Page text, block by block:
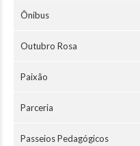
Ônibus
Outubro Rosa
Paixão
Parceria
Passeios Pedagógicos